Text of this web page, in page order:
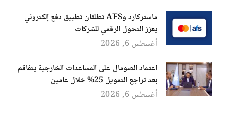
ماستركارد وAFS تطلقان تطبيق دفع إلكتروني
يعزز التحول الرقمي للشركات
أغسطس 6, 2026
اعتماد الصومال على المساعدات الخارجية يتفاقم
بعد تراجع التمويل 25% خلال عامين
أغسطس 6, 2026